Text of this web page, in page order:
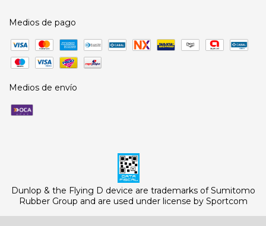
Medios de pago
Medios de envío
Dunlop & the Flying D device are trademarks of Sumitomo
Rubber Group and are used under license by Sportcom